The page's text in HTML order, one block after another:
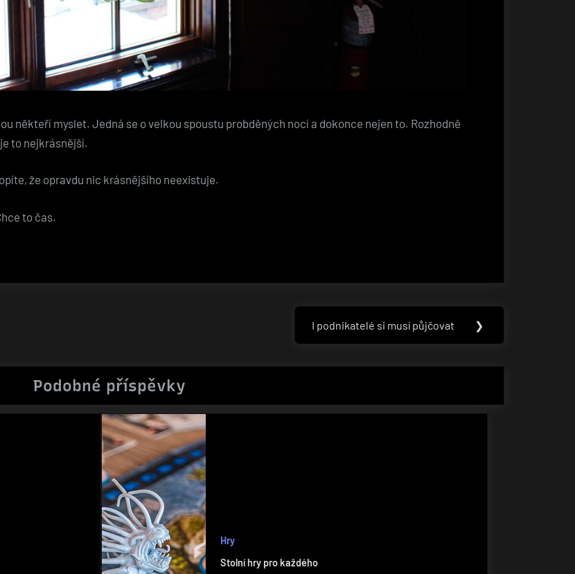
někteří myslet. Jedná se o velkou spoustu probděných nocí a dokonce nejen to. Rozhodně
to nejkrásnější.
že opravdu nic krásnějšího neexistuje.
to čas.
Next
I podnikatelé si musí půjčovat ❯
Podobné příspěvky
Hry
Stolní hry pro každého